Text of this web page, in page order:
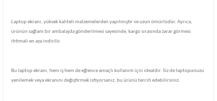
Laptop ekranı, yüksek kaliteli malzemelerden yapılmıştır ve uzun ömürlüdür. Ayrıca,
ürünün sağlam bir ambalajda gönderilmesi sayesinde, kargo sırasında zarar görmesi
ihtimali en aza indirilir.
Bu laptop ekranı, hem iş hem de eğlence amaçlı kullanım için idealdir. Siz de laptopunuzu
yenilemek veya ekranını değiştirmek istiyorsanız, bu ürünü tercih edebilirsiniz.